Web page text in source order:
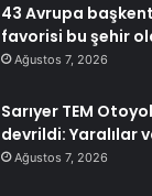
43 Avrupa
favorisi bu şehir
Ağustos 7, 2026
Sarıyer TEM
devrildi: Yaralılar
Ağustos 7, 2026